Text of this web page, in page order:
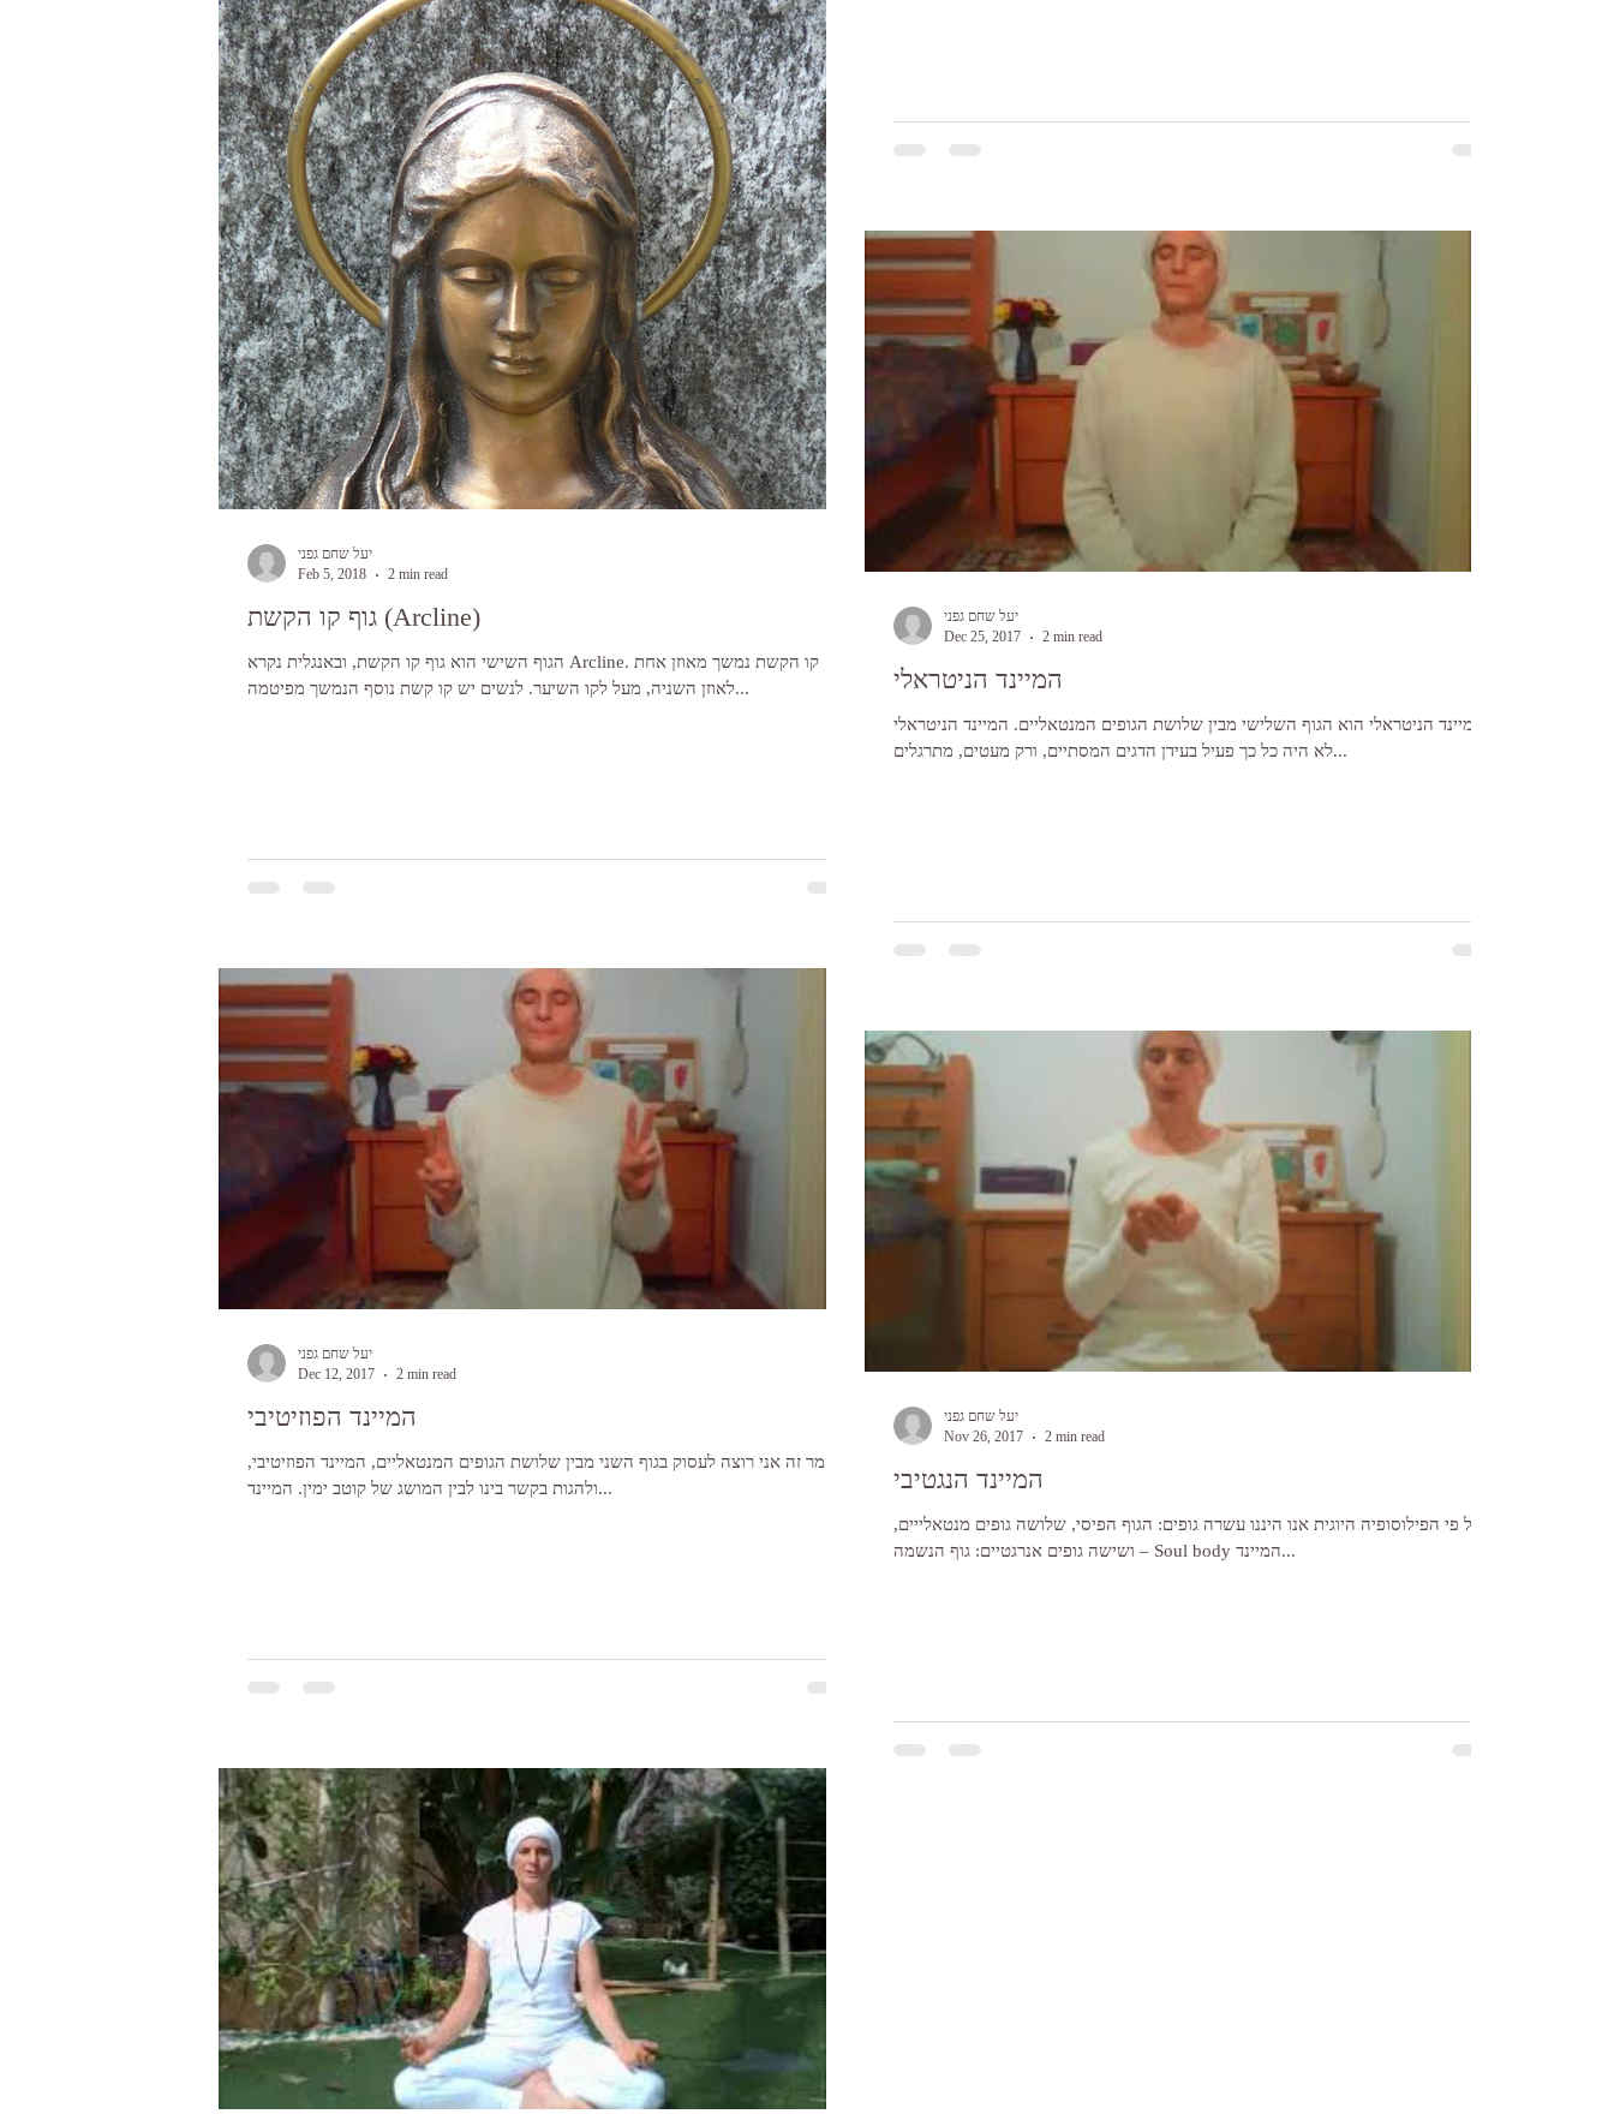
גוף קו הקשת (Arcline)
הגוף השישי הוא גוף קו הקשת, ובאנגלית נקרא Arcline. קו הקשת נמשך מאוזן אחת
לאוזן השניה, מעל לקו השיער. לנשים יש קו קשת נוסף הנמשך מפיטמה...
יעל שחם גפני
Feb 5, 2018
2 min read
המיינד הניטראלי
המיינד הניטראלי הוא הגוף השלישי מבין שלושת הגופים המנטאליים. המיינד הניטראלי
לא היה כל כך פעיל בעידן הדגים המסתיים, ורק מעטים, מתרגלים...
יעל שחם גפני
Dec 25, 2017
2 min read
המיינד הפוזיטיבי
במאמר זה אני רוצה לעסוק בגוף השני מבין שלושת הגופים המנטאליים, המיינד הפוזיטיבי,
ולהגות בקשר בינו לבין המושג של קוטב ימין. המיינד...
יעל שחם גפני
Dec 12, 2017
2 min read
המיינד הנגטיבי
על פי הפילוסופיה היוגית אנו היננו עשרה גופים: הגוף הפיסי, שלושה גופים מנטאלייים,
ושישה גופים אנרגטיים: גוף הנשמה – Soul body המיינד...
יעל שחם גפני
Nov 26, 2017
2 min read